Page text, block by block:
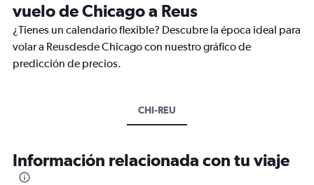
vuelo de Chicago a Reus
¿Tienes un calendario flexible? Descubre la época ideal para
volar a Reusdesde Chicago con nuestro gráfico de
predicción de precios.
CHI-REU
Información relacionada con tu viaje